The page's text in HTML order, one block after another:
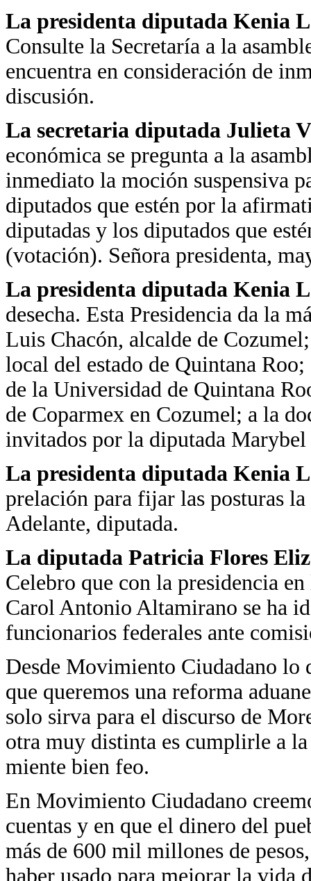
La presidenta diputada Kenia
Consulte la Secretaría a la
encuentra en consideración de
discusión.
La secretaria diputada Julieta
económica se pregunta a la
inmediato la moción suspensiva
diputados que estén por la
diputadas y los diputados que
(votación). Señora presidenta,
La presidenta diputada Kenia
desecha. Esta Presidencia da la
Luis Chacón, alcalde de
local del estado de Quintana
de la Universidad de Quintana
de Coparmex en Cozumel; a la
invitados por la diputada Marybel
La presidenta diputada Kenia
prelación para fijar las posturas
Adelante, diputada.
La diputada Patricia Flores
Celebro que con la presidencia
Carol Antonio Altamirano se ha
funcionarios federales ante
Desde Movimiento Ciudadano lo
que queremos una reforma
solo sirva para el discurso de
otra muy distinta es cumplirle a
miente bien feo.
En Movimiento Ciudadano
cuentas y en que el dinero del
más de 600 mil millones de
haber usado para mejorar la vida